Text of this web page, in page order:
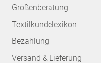
Größenberatung
Textilkundelexikon
Bezahlung
Versand & Lieferung